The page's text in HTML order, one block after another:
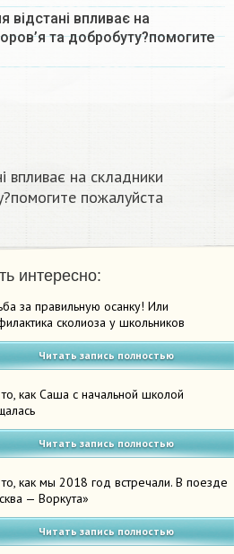
відстані впливає на
та добробуту?помогите
впливає на складники
пожалуйста
интересно:
за правильную осанку! Или
сколиоза у школьников
Читать запись полностью
как Саша с начальной школой
Читать запись полностью
как мы 2018 год встречали. В поезде
— Воркута»
Читать запись полностью